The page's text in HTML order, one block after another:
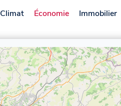
Climat Économie Immobilier